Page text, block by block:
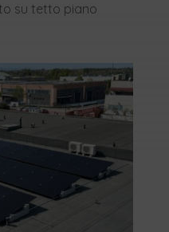
su tetto piano